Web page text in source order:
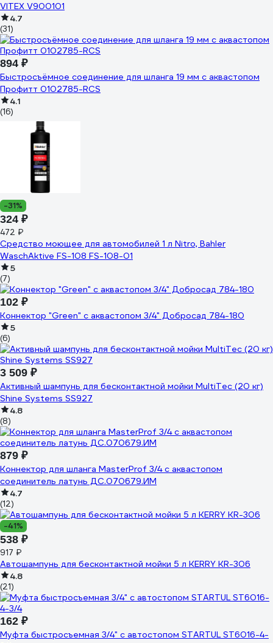
VITEX V900101
4.7
(31)
894 ₽
Быстросъёмное соединение для шланга 19 мм с аквастопом
Профитт 0102785-RCS
4.1
(16)
-31%
324 ₽
472 ₽
Средство моющее для автомобилей 1 л Nitro, Bahler
WaschAktive FS-108 FS-108-01
5
(7)
102 ₽
Коннектор "Green" с аквастопом 3/4" Добросад 784-180
5
(6)
3 509 ₽
Активный шампунь для бесконтактной мойки MultiTec (20 кг)
Shine Systems SS927
4.8
(8)
879 ₽
Коннектор для шланга MasterProf 3/4 с аквастопом
соединитель латунь ДС.070679.ИМ
4.7
(12)
-41%
538 ₽
917 ₽
Автошампунь для бесконтактной мойки 5 л KERRY KR-306
4.8
(21)
162 ₽
Муфта быстросъемная 3/4" с автостопом STARTUL ST6016-4-